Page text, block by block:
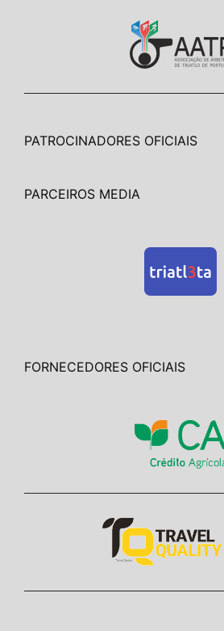
PATROCINADORES OFICIAIS
PARCEIROS MEDIA
FORNECEDORES OFICIAIS